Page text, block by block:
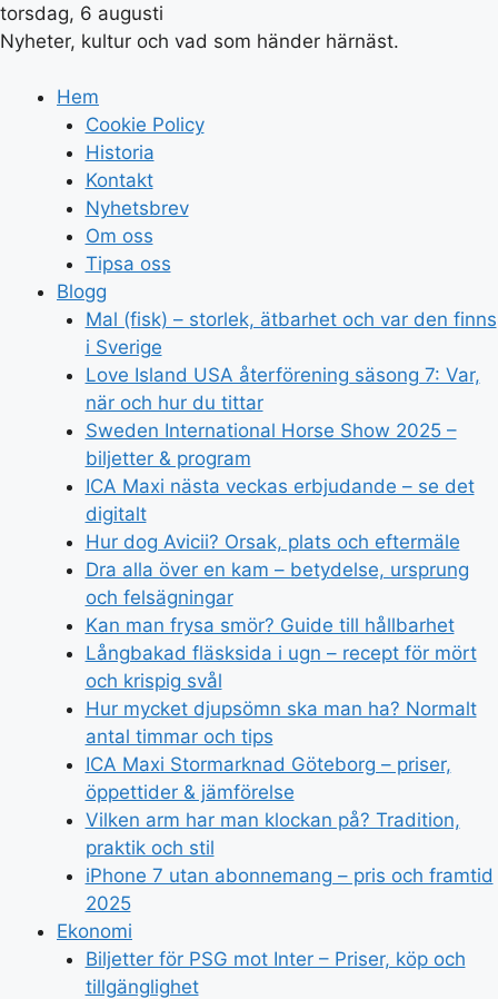
torsdag, 6 augusti
Nyheter, kultur och vad som händer härnäst.
Hem
Cookie Policy
Historia
Kontakt
Nyhetsbrev
Om oss
Tipsa oss
Blogg
Mal (fisk) – storlek, ätbarhet och var den finns
i Sverige
Love Island USA återförening säsong 7: Var,
när och hur du tittar
Sweden International Horse Show 2025 –
biljetter & program
ICA Maxi nästa veckas erbjudande – se det
digitalt
Hur dog Avicii? Orsak, plats och eftermäle
Dra alla över en kam – betydelse, ursprung
och felsägningar
Kan man frysa smör? Guide till hållbarhet
Långbakad fläsksida i ugn – recept för mört
och krispig svål
Hur mycket djupsömn ska man ha? Normalt
antal timmar och tips
ICA Maxi Stormarknad Göteborg – priser,
öppettider & jämförelse
Vilken arm har man klockan på? Tradition,
praktik och stil
iPhone 7 utan abonnemang – pris och framtid
2025
Ekonomi
Biljetter för PSG mot Inter – Priser, köp och
tillgänglighet